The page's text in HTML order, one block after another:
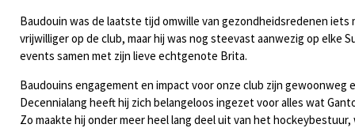
Baudouin was de laatste tijd omwille van gezondheidsredenen iets
vrijwilliger op de club, maar hij was nog steevast aanwezig op elke S
events samen met zijn lieve echtgenote Brita.
Baudouins engagement en impact voor onze club zijn gewoonweg
Decennialang heeft hij zich belangeloos ingezet voor alles wat
Zo maakte hij onder meer heel lang deel uit van het